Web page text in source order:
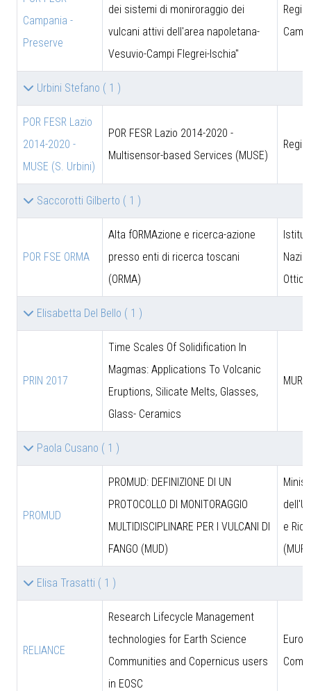
Campania -
Preserve
dei sistemi di moniroraggio dei
vulcani attivi dell'area napoletana-
Vesuvio-Campi Flegrei-Ischia"
Urbini Stefano ( 1 )
POR FESR Lazio
2014-2020 -
MUSE (S. Urbini)
POR FESR Lazio 2014-2020 -
Multisensor-based Services (MUSE)
Saccorotti Gilberto ( 1 )
POR FSE ORMA
Alta fORMAzione e ricerca-azione
presso enti di ricerca toscani
(ORMA)
Ottica
Elisabetta Del Bello ( 1 )
PRIN 2017
Time Scales Of Solidification In
Magmas: Applications To Volcanic
Eruptions, Silicate Melts, Glasses,
Glass- Ceramics
MUR
Paola Cusano ( 1 )
PROMUD
PROMUD: DEFINIZIONE DI UN
PROTOCOLLO DI MONITORAGGIO
MULTIDISCIPLINARE PER I VULCANI DI
FANGO (MUD)
e
(MUR)
Elisa Trasatti ( 1 )
RELIANCE
Research Lifecycle Management
technologies for Earth Science
Communities and Copernicus users
in EOSC